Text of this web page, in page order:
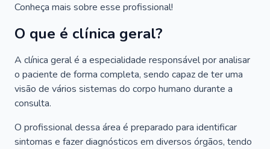
Conheça mais sobre esse profissional!
O que é clínica geral?
A clínica geral é a especialidade responsável por analisar
o paciente de forma completa, sendo capaz de ter uma
visão de vários sistemas do corpo humano durante a
consulta.
O profissional dessa área é preparado para identificar
sintomas e fazer diagnósticos em diversos órgãos, tendo